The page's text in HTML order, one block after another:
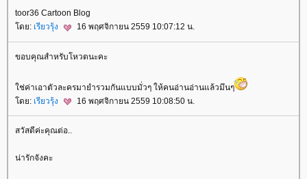
toor36 Cartoon Blog
ดย: เรียวรุ้ง 16 พฤศจิกายน 2559 10:07:12 น.
ขอบคุณสำหรับโหวตนะคะ
ช่ค่าเอาตัวละครมายำรวมกันแบบมั่วๆ ให้คนอ่านอ่านแล้วมึนๆ
ดย: เรียวรุ้ง 16 พฤศจิกายน 2559 10:08:50 น.
สวัสดีค่ะคุณต่อ..
น่ารักจังคะ